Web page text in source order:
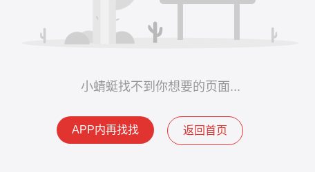
小蜻蜓找不到你想要的页面...
APP内再找找 返回首页